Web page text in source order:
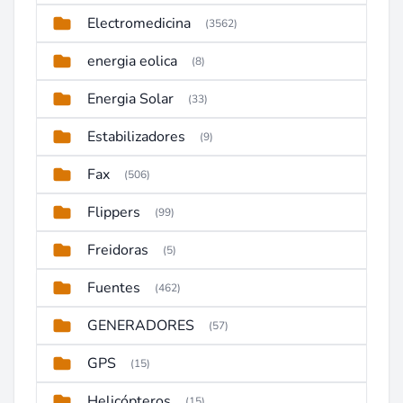
Electromedicina (3562)
energia eolica (8)
Energia Solar (33)
Estabilizadores (9)
Fax (506)
Flippers (99)
Freidoras (5)
Fuentes (462)
GENERADORES (57)
GPS (15)